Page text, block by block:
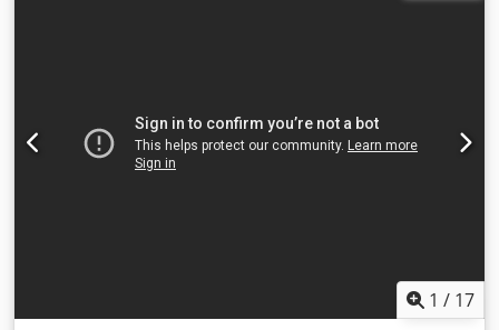
1 / 17